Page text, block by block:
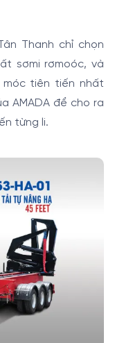
Thanh chỉ chọn
sơmi rơmoóc, và
tiên tiến nhất
AMADA để cho ra
từng li.